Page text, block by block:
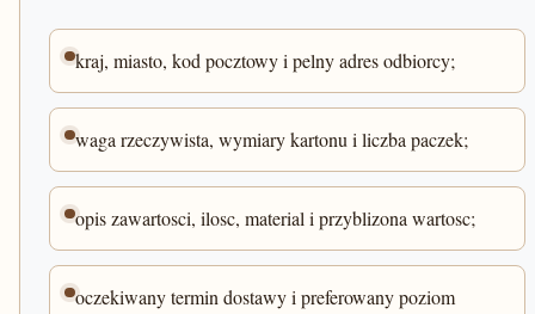
kraj, miasto, kod pocztowy i pelny adres odbiorcy;
waga rzeczywista, wymiary kartonu i liczba paczek;
opis zawartosci, ilosc, material i przyblizona wartosc;
oczekiwany termin dostawy i preferowany poziom